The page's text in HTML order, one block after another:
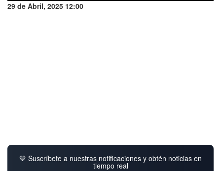
29 de Abril, 2025 12:00
💙 Suscríbete a nuestras notificaciones y obtén noticias en
tiempo real